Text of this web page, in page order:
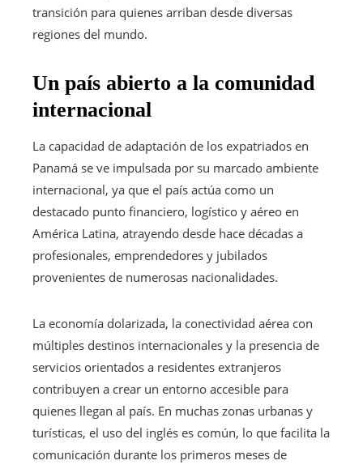
transición para quienes arriban desde diversas
regiones del mundo.
Un país abierto a la comunidad
internacional
La capacidad de adaptación de los expatriados en
Panamá se ve impulsada por su marcado ambiente
internacional, ya que el país actúa como un
destacado punto financiero, logístico y aéreo en
América Latina, atrayendo desde hace décadas a
profesionales, emprendedores y jubilados
provenientes de numerosas nacionalidades.
La economía dolarizada, la conectividad aérea con
múltiples destinos internacionales y la presencia de
servicios orientados a residentes extranjeros
contribuyen a crear un entorno accesible para
quienes llegan al país. En muchas zonas urbanas y
turísticas, el uso del inglés es común, lo que facilita la
comunicación durante los primeros meses de